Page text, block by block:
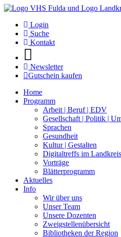
Login
Suche
Kontakt
Newsletter
Gutschein kaufen
Home
Programm
Arbeit | Beruf | EDV
Gesellschaft | Politik |
Sprachen
Gesundheit
Kultur | Gestalten
Digitaltreffs im
Vorträge
Blätterprogramm
Aktuelles
Info
Wir über uns
Unser Team
Unsere Dozenten
Zweigstellenübersicht
Bibliotheken der Region